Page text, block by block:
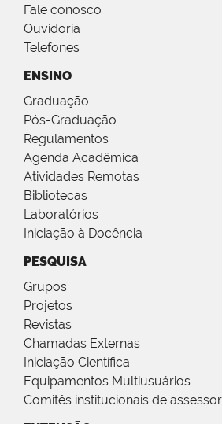
Fale conosco
Ouvidoria
Telefones
ENSINO
Graduação
Pós-Graduação
Regulamentos
Agenda Acadêmica
Atividades Remotas
Bibliotecas
Laboratórios
Iniciação à Docência
PESQUISA
Grupos
Projetos
Revistas
Chamadas Externas
Iniciação Científica
Equipamentos Multiusuários
Comitês institucionais de